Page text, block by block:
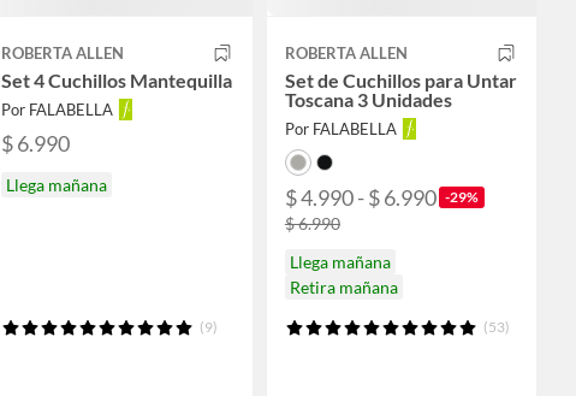
ROBERTA ALLEN
Set 4 Cuchillos Mantequilla
Por FALABELLA
$ 6.990
Llega mañana
(9)
ROBERTA ALLEN
Set de Cuchillos para Untar
Toscana 3 Unidades
Por FALABELLA
$ 4.990 - $ 6.990 -29%
$ 6.990
Llega mañana
Retira mañana
(53)